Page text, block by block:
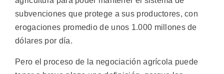
subvenciones que protege a sus productores, con
erogaciones promedio de unos 1.000 millones de
dólares por día.
Pero el proceso de la negociación agrícola puede